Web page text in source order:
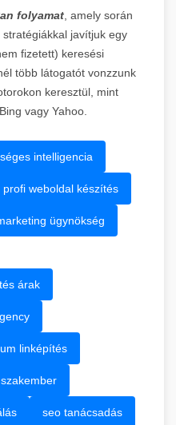
folyamat, amely során
javítjuk egy
fizetett) keresési
több látogatót vonzzunk
keresztül, mint
vagy Yahoo.
intelligencia
profi weboldal készítés
ügynökség
árak
linképítés
seo tanácsadás